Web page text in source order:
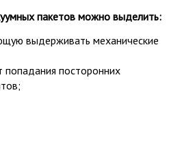
пакетов можно выделить:
выдерживать механические
посторонних